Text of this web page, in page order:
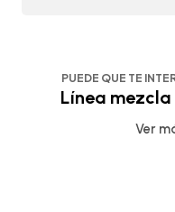
PUEDE QUE TE
Línea
Ver